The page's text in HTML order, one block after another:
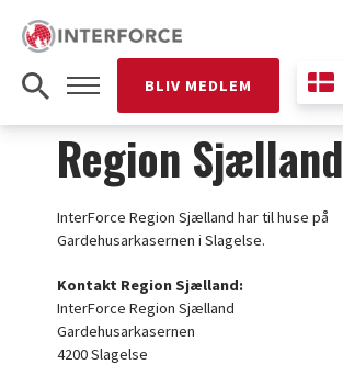
BLIV MEDLEM
Region Sjælland
InterForce Region Sjælland har til huse på
Gardehusarkasernen i Slagelse.
Kontakt Region Sjælland:
InterForce Region Sjælland
Gardehusarkasernen
4200 Slagelse